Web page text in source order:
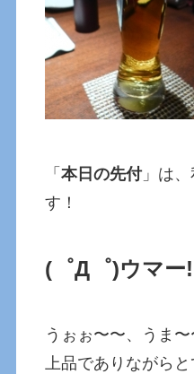
「本日の先付」は
す！
(゜Д゜)ウマー!
うぉぉ〜〜、うま〜
上品でありながら